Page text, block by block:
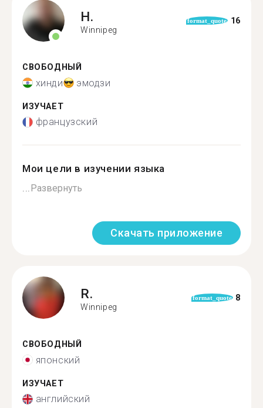
H.
Winnipeg
format_quote 16
СВОБОДНЫЙ
хинди эмодзи
ИЗУЧАЕТ
французский
Мои цели в изучении языка
...Развернуть
Скачать приложение
R.
Winnipeg
format_quote 8
СВОБОДНЫЙ
японский
ИЗУЧАЕТ
английский